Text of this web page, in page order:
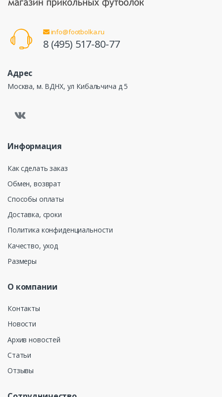
info@footbolka.ru
8 (495) 517-80-77
Адрес
Москва, м. ВДНХ, ул Кибальчича д 5
Информация
Как сделать заказ
Обмен, возврат
Способы оплаты
Доставка, сроки
Политика конфиденциальности
Качество, уход
Размеры
О компании
Контакты
Новости
Архив новостей
Статьи
Отзывы